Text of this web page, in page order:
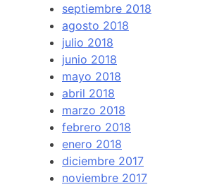
septiembre 2018
agosto 2018
julio 2018
junio 2018
mayo 2018
abril 2018
marzo 2018
febrero 2018
enero 2018
diciembre 2017
noviembre 2017